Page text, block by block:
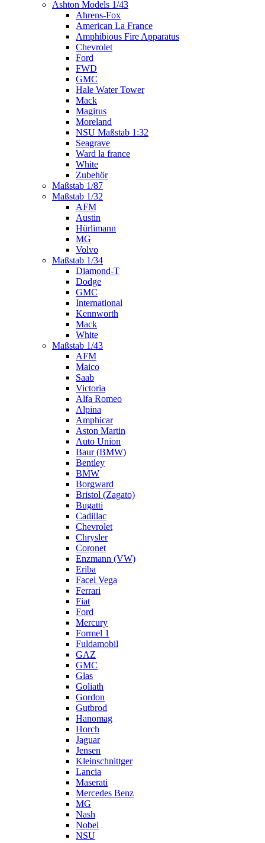
Ashton Models 1/43
Ahrens-Fox
American La France
Amphibious Fire Apparatus
Chevrolet
Ford
FWD
GMC
Hale Water Tower
Mack
Magirus
Moreland
NSU Maßstab 1:32
Seagrave
Ward la france
White
Zubehör
Maßstab 1/87
Maßstab 1/32
AFM
Austin
Hürlimann
MG
Volvo
Maßstab 1/34
Diamond-T
Dodge
GMC
International
Kennworth
Mack
White
Maßstab 1/43
AFM
Maico
Saab
Victoria
Alfa Romeo
Alpina
Amphicar
Aston Martin
Auto Union
Baur (BMW)
Bentley
BMW
Borgward
Bristol (Zagato)
Bugatti
Cadillac
Chevrolet
Chrysler
Coronet
Enzmann (VW)
Eriba
Facel Vega
Ferrari
Fiat
Ford
Mercury
Formel 1
Fuldamobil
GAZ
GMC
Glas
Goliath
Gordon
Gutbrod
Hanomag
Horch
Jaguar
Jensen
Kleinschnittger
Lancia
Maserati
Mercedes Benz
MG
Nash
Nobel
NSU